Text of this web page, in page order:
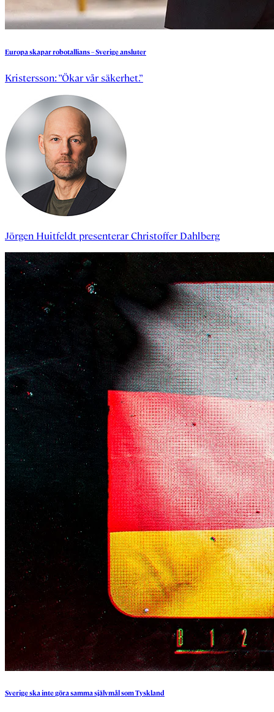
Europaskaparrobotallians–Sverigeansluter
Kristersson: ”Ökar vår säkerhet.”
Jörgen HuitfeldtpresenterarChristoffer Dahlberg
SverigeskaintegörasammasjälvmålsomTyskland